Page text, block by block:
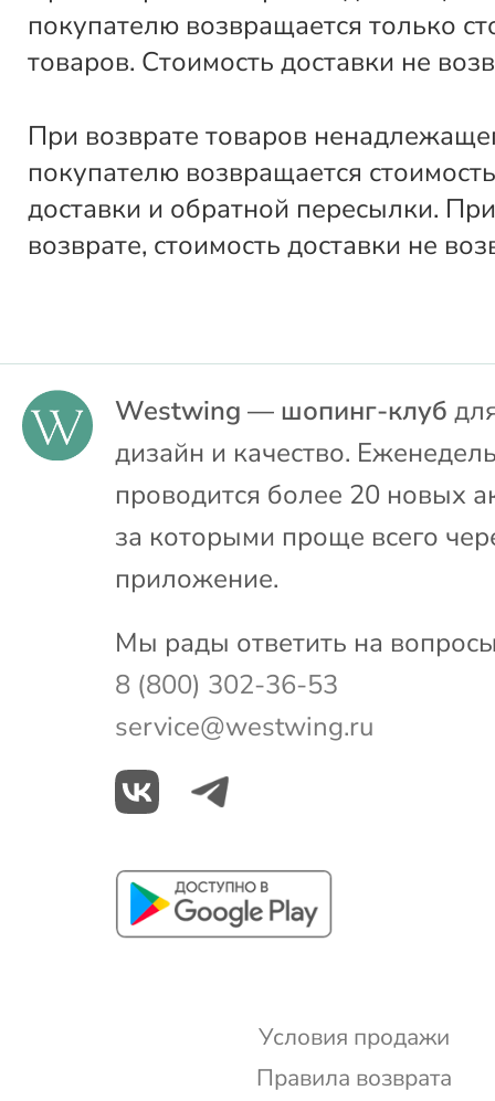
покупателю возвращается только
товаров. Стоимость доставки не
При возврате товаров
покупателю возвращается
доставки и обратной пересылки.
возврате, стоимость доставки не
Westwing — шопинг-клуб
дизайн и качество.
проводится более 20 новых
за которыми проще всего
приложение.
Мы рады ответить на
8 (800) 302-36-53
service@westwing.ru
Условия продажи
Правила возврата